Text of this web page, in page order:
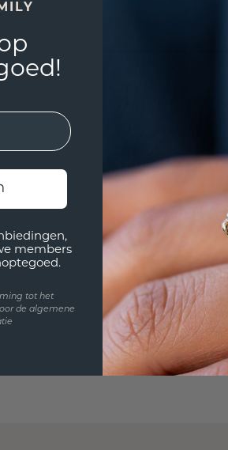
members
tot het
de algemene